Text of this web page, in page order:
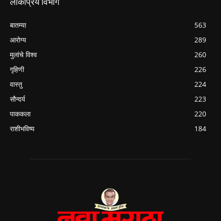
बातम्या
563
आरोग्य
289
मुलांचे विश्व
260
गृहिणी
226
वास्तु
224
सौन्दर्य
223
पाककला
220
राशीभविष्य
184